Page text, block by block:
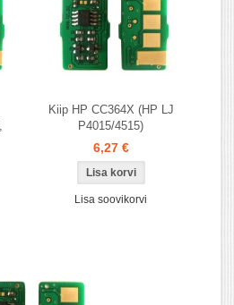
Kiip HP CC364X (HP LJ
P4015/4515)
6,27 €
Lisa soovikorvi